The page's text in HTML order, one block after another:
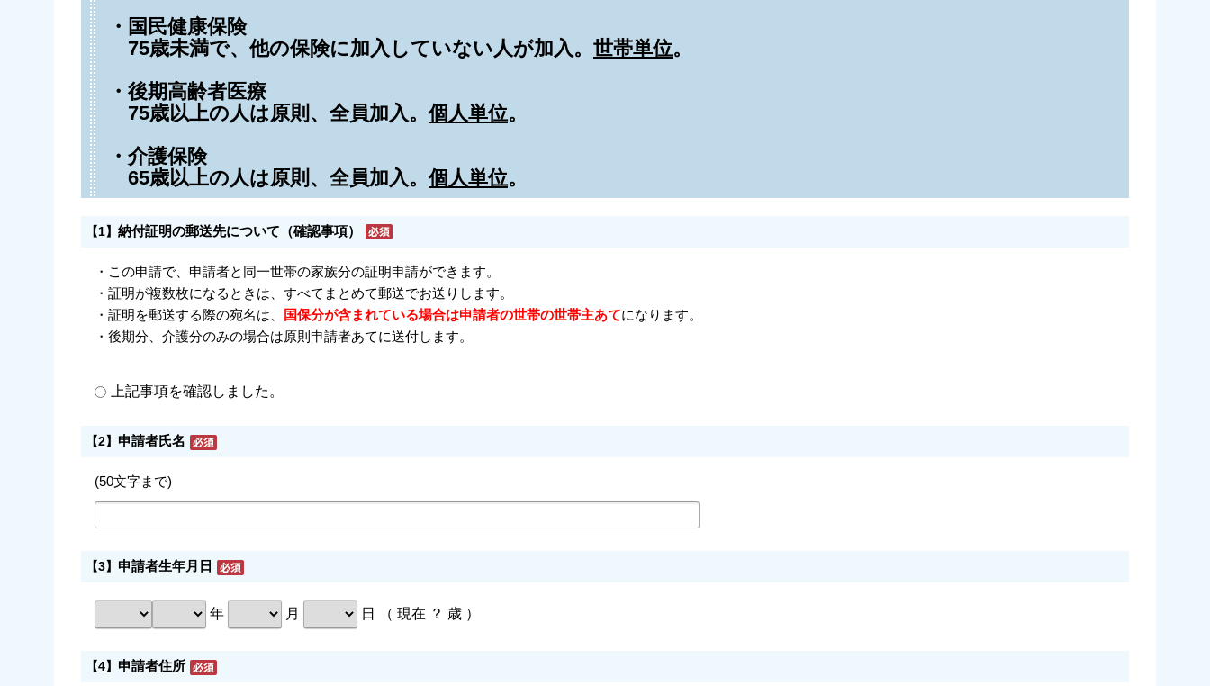
・国民健康保険
75歳未満で、他の保険に加入していない人が加入。 世帯単位。
・後期高齢者医療
75歳以上の人は原則、全員加入。 個人単位。
・介護保険
65歳以上の人は原則、全員加入。 個人単位。
【1】 納付証明の郵送先について（確認事項）
・この申請で、申請者と同一世帯の家族分の証明申請ができます。
・証明が複数枚になるときは、すべてまとめて郵送でお送りします。
・証明を郵送する際の宛名は、
国保分が含まれている場合は申請者の世帯の世帯主あてになります。
・後期分、介護分のみの場合は原則申請者あてに送付します。
上記事項を確認しました。
【2】 申請者氏名
(50文字まで)
【3】 申請者生年月日
年 月 日 （ 現在 ？ 歳 ）
【4】 申請者住所